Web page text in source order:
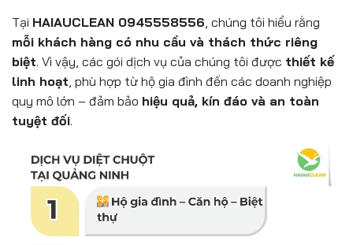
Tại HAIAUCLEAN 0945558556, chúng tôi hiểu rằng
mỗi khách hàng có nhu cầu và thách thức riêng
biệt. Vì vậy, các gói dịch vụ của chúng tôi được thiết kế
linh hoạt, phù hợp từ hộ gia đình đến các doanh nghiệp
quy mô lớn – đảm bảo hiệu quả, kín đáo và an toàn
tuyệt đối.